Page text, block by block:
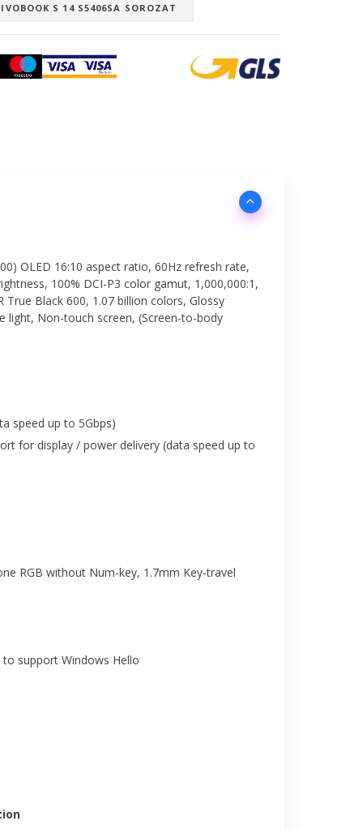
S 14 S5406SA SOROZAT
OLED 16:10 aspect ratio, 60Hz refresh rate,
100% DCI-P3 color gamut, 1,000,000:1,
True Black 600, 1.07 billion colors, Glossy
light, Non-touch screen, (Screen-to-body
speed up to 5Gbps)
for display / power delivery (data speed up to
RGB without Num-key, 1.7mm Key-travel
support Windows Hello